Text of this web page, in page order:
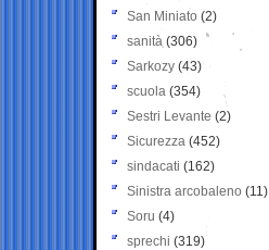
San Miniato (2)
sanità (306)
Sarkozy (43)
scuola (354)
Sestri Levante (2)
Sicurezza (452)
sindacati (162)
Sinistra arcobaleno (11)
Soru (4)
sprechi (319)